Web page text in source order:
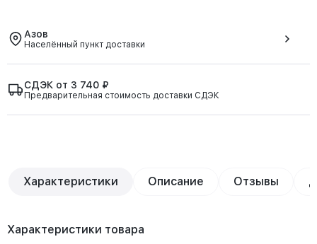
Азов
Населённый пункт доставки
СДЭК от 3 740 ₽
Предварительная стоимость доставки СДЭК
Характеристики Описание Отзывы
Характеристики товара